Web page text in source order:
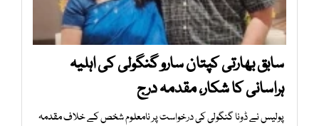
سابق بھارتی کپتان سارو گنگولی کی اہلیہ
ہراسانی کا شکار، مقدمہ درج
پولیس نے ڈونا گنگولی کی درخواست پر نامعلوم شخص کے خلاف مقدمہ